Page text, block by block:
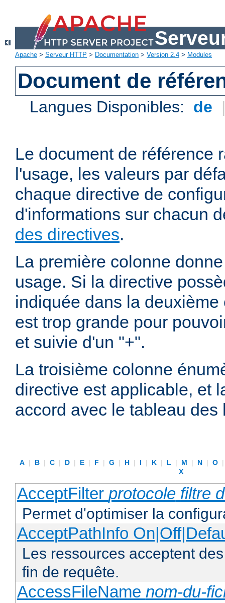
Apache > Serveur HTTP > Documentation > Version 2.4 > Modules
Document de
Langues Disponibles: de
Le document de référence
l'usage, les valeurs par
chaque directive de
d'informations sur chacun
des directives.
La première colonne
usage. Si la directive
indiquée dans la
est trop grande pour
et suivie d'un "+".
La troisième colonne
directive est applicable, et
accord avec le tableau
A | B | C | D | E | F | G | H | I | K | L | M | N | O
X
AcceptFilter protocole filtre
Permet d'optimiser la
AcceptPathInfo
Les ressources acceptent
fin de requête.
AccessFileName nom-du-